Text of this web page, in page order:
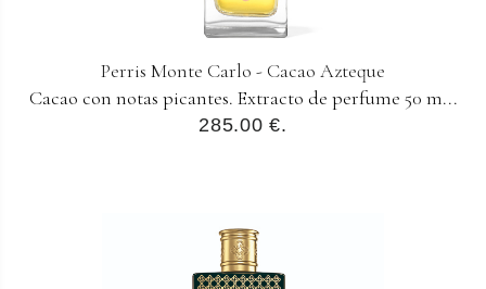
Perris Monte Carlo - Cacao Azteque
Cacao con notas picantes. Extracto de perfume 50 m...
285.00 €.